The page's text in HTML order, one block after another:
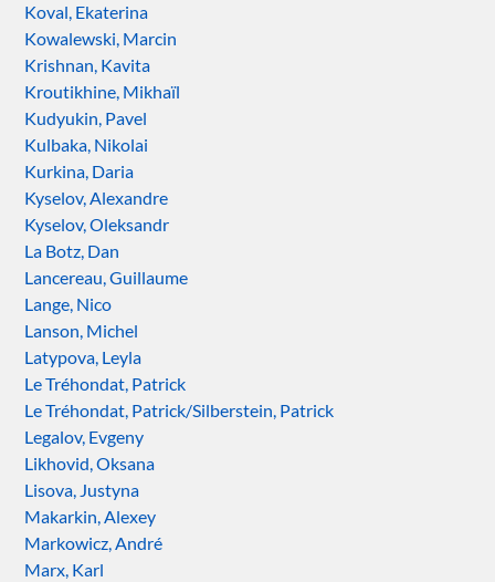
Koval, Ekaterina
Kowalewski, Marcin
Krishnan, Kavita
Kroutikhine, Mikhaïl
Kudyukin, Pavel
Kulbaka, Nikolai
Kurkina, Daria
Kyselov, Alexandre
Kyselov, Oleksandr
La Botz, Dan
Lancereau, Guillaume
Lange, Nico
Lanson, Michel
Latypova, Leyla
Le Tréhondat, Patrick
Le Tréhondat, Patrick/Silberstein, Patrick
Legalov, Evgeny
Likhovid, Oksana
Lisova, Justyna
Makarkin, Alexey
Markowicz, André
Marx, Karl